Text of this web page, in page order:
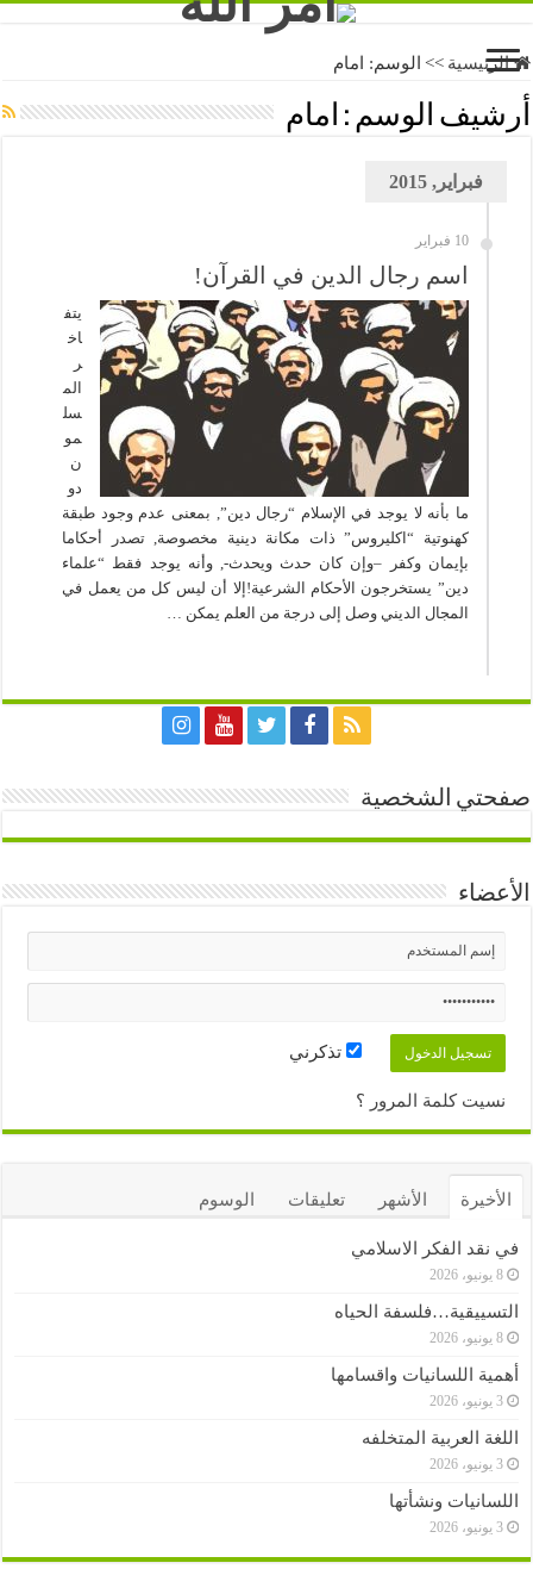
الرئيسية >> الوسم: امام
أرشيف الوسم : امام
فبراير, 2015
10 فبراير
اسم رجال الدين في القرآن!
يتف
اخ
ر
الم
سل
مو
ن
دو
ما بأنه لا يوجد في الإسلام “رجال دين”, بمعنى عدم وجود طبقة
كهنوتية “اكليروس” ذات مكانة دينية مخصوصة, تصدر أحكاما
بإيمان وكفر –وإن كان حدث ويحدث-, وأنه يوجد فقط “علماء
دين” يستخرجون الأحكام الشرعية!إلا أن ليس كل من يعمل في
المجال الديني وصل إلى درجة من العلم يمكن …
صفحتي الشخصية
الأعضاء
تذكرني
نسيت كلمة المرور ؟
الأخيرة الأشهر تعليقات الوسوم
في نقد الفكر الاسلامي
8 يونيو، 2026
التسييقية…فلسفة الحياه
8 يونيو، 2026
أهمية اللسانيات واقسامها
3 يونيو، 2026
اللغة العربية المتخلفه
3 يونيو، 2026
اللسانيات ونشأتها
3 يونيو، 2026